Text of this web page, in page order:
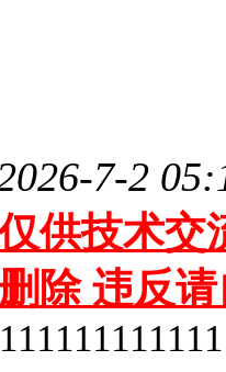
7-2
供技术交
除 违反